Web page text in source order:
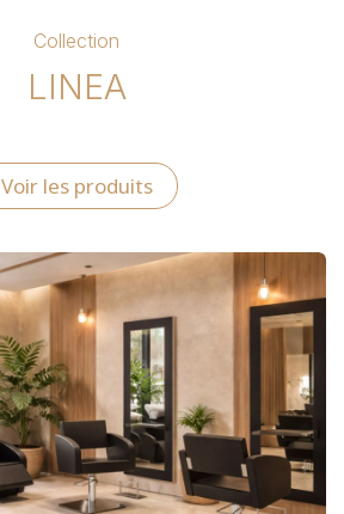
Collection
LINEA
Voir les produits